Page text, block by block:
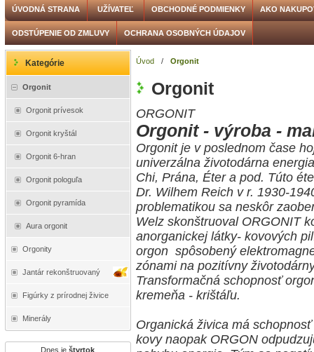
ÚVODNÁ STRANA UŽÍVATEĽ OBCHODNÉ PODMIENKY AKO
ODSTÚPENIE OD ZMLUVY OCHRANA OSOBNÝCH ÚDAJOV
Kategórie
Orgonit
Orgonit prívesok
Orgonit kryštál
Orgonit 6-hran
Orgonit pologuľa
Orgonit pyramída
Aura orgonit
Orgonity
Jantár rekonštruovaný
Figúrky z prírodnej živice
Minerály
Dnes ještvrtok
Úvod / Orgonit
Orgonit
ORGONIT
Orgonit - výroba -
Orgonit je v poslednom čase
univerzálna životodárna
Chi, Prána, Éter a pod. Túto
Dr. Wilhem Reich v r. 1930-
problematikou sa neskôr
Welz skonštruoval ORGONIT
anorganickej látky- kovových
orgon spôsobený
zónami na pozitívny
Transformačná schopnosť
kremeňa - krištáľu.
Organická živica má
kovy naopak ORGON